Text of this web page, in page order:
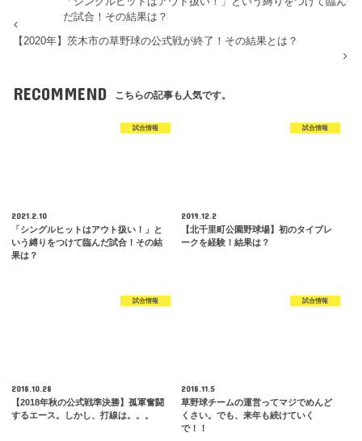
だ試合！その結果は？
【2020年】茨木市の草野球の公式戦が終了！その結果とは？
RECOMMEND こちらの記事も人気です。
試合情報
2021.2.10
「シングルヒットはアウト扱い！」と
いう縛りをつけて臨んだ試合！その結
果は？
試合情報
2019.12.2
【北千里町公園野球場】初のタイブレ
ークを経験！結果は？
試合情報
2018.10.28
【2018年秋の公式戦準決勝】孤軍奮闘
するエース。しかし、打線は。。。
試合情報
2018.11.5
草野球チームの運営ってマジでめんど
くさい。でも、来年も続けていく
で！！